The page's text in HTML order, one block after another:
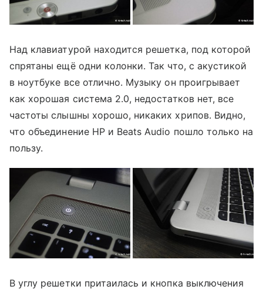
Над клавиатурой находится решетка, под которой
спрятаны ещё одни колонки. Так что, с акустикой
в ноутбуке все отлично. Музыку он проигрывает
как хорошая система 2.0, недостатков нет, все
частоты слышны хорошо, никаких хрипов. Видно,
что объединение HP и Beats Audio пошло только на
пользу.
В углу решетки притаилась и кнопка выключения